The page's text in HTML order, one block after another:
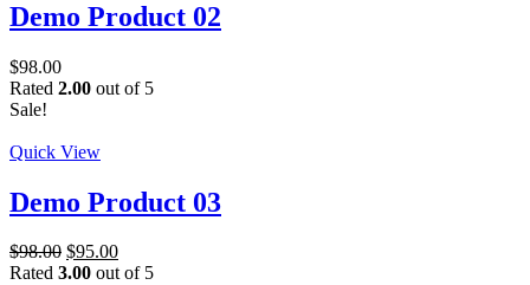
Demo Product 02
$98.00
Rated 2.00 out of 5
Sale!
Quick View
Demo Product 03
$98.00 $95.00
Rated 3.00 out of 5